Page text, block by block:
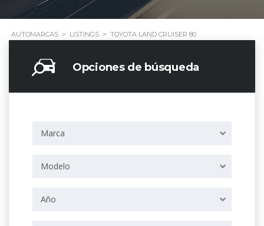
AUTOMARCAS > LISTINGS > TOYOTA LAND CRUISER 80
Opciones de búsqueda
Marca
Modelo
Año